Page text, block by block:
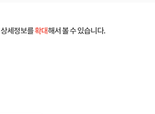
상세정보를확대해서 볼 수 있습니다.